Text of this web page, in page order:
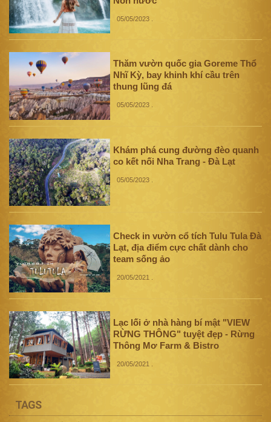
05/05/2023
Thăm vườn quốc gia Goreme Thổ
Nhĩ Kỳ, bay khinh khí cầu trên
thung lũng đá
05/05/2023
Khám phá cung đường đèo quanh
co kết nối Nha Trang - Đà Lạt
05/05/2023
Check in vườn cổ tích Tulu Tula Đà
Lạt, địa điểm cực chất dành cho
team sống ảo
20/05/2021
Lạc lối ở nhà hàng bí mật "VIEW
RỪNG THÔNG" tuyệt đẹp - Rừng
Thông Mơ Farm & Bistro
20/05/2021
TAGS